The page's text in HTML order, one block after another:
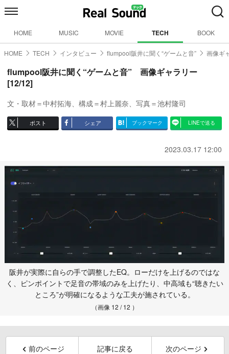
HOME MUSIC MOVIE TECH BOOK
HOME TECH インタビュー flumpool阪井に聞く“ゲームと音” 画像ギ
flumpool阪井に聞く“ゲームと音” 画像ギャラリー
[12/12]
文・取材＝中村拓海、構成＝村上麗奈、写真＝池村隆司
ポスト シェア ブックマーク LINEで送る
2023.03.17 12:00
阪井が実際に自らの手で調整したEQ。ローだけを上げるのではな
く、ピンポイントで足音の帯域のみを上げたり、中高域も“聴きたい
ところ”が明確になるような工夫が施されている。
（画像 12 / 12 ）
前のページ 記事に戻る 次のページ